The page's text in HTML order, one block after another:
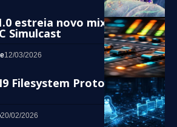
estreia novo mixer de
Simulcast
12/03/2026
Filesystem Protocol do
20/02/2026